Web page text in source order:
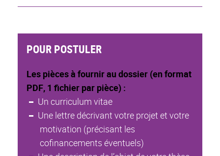
POUR POSTULER
Les pièces à fournir au dossier (en format
PDF, 1 fichier par pièce) :
Un curriculum vitae
Une lettre décrivant votre projet et votre
motivation (précisant les
cofinancements éventuels)